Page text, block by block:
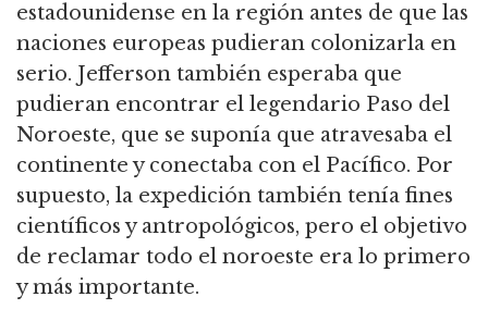
estadounidense en la región antes de que las
naciones europeas pudieran colonizarla en
serio. Jefferson también esperaba que
pudieran encontrar el legendario Paso del
Noroeste, que se suponía que atravesaba el
continente y conectaba con el Pacífico. Por
supuesto, la expedición también tenía fines
científicos y antropológicos, pero el objetivo
de reclamar todo el noroeste era lo primero
y más importante.